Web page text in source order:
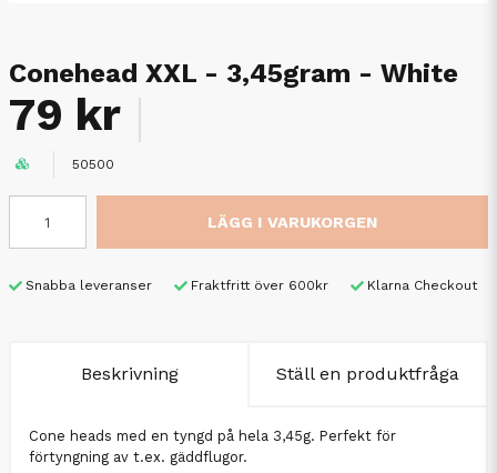
Conehead XXL - 3,45gram - White
79 kr
50500
LÄGG I VARUKORGEN
Snabba leveranser Fraktfritt över 600kr Klarna Checkout
Beskrivning Ställ en produktfråga
Cone heads med en tyngd på hela 3,45g. Perfekt för
förtyngning av t.ex. gäddflugor.